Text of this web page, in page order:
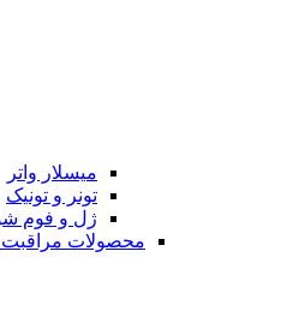
میسلار واتر
تونر و تونیک
ژل و فوم
محصولات